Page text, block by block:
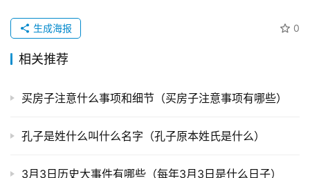
0
生成海报
相关推荐
买房子注意什么事项和细节（买房子注意事项有哪些）
孔子是姓什么叫什么名字（孔子原本姓氏是什么）
3月3日历史大事件有哪些（每年3月3日是什么日子）